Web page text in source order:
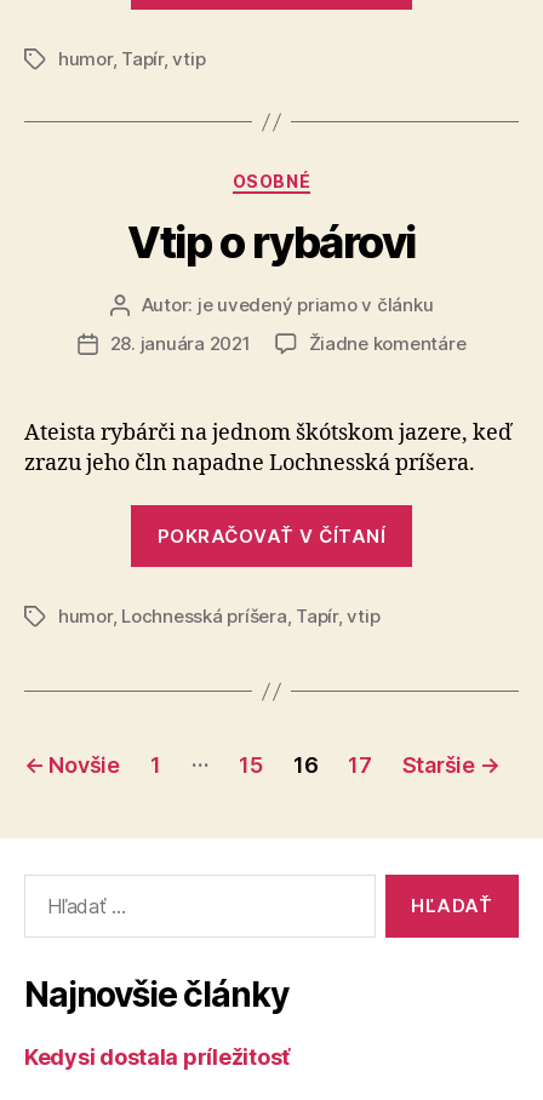
Značkyhumor, Tapír,vtip
Kategórie
OSOBNÉ
Vtip o rybárovi
Autor
článku
Autor: je uvedený priamo v článku
Dátum
28. januára 2021 Žiadne komentárena
rybárovi
Ateista rybárči na jednom škótskom jazere, keď
zrazu jeho čln napadne Lochnesská príšera.
POKRAČOVAŤ V ČÍTANÍ
Značkyhumor, Lochnesská príšera, Tapír,vtip
Stránkovanie
← Novšie 1 … 15 16 17 Staršie →
Najnovšie články
Kedysi dostala príležitosť